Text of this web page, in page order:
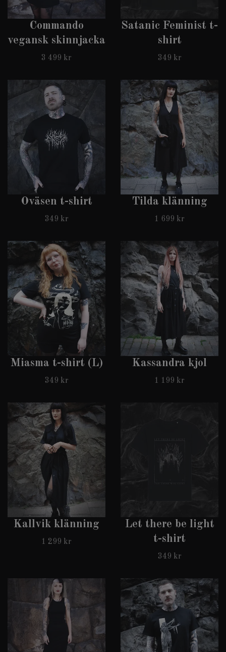
Commando
vegansk skinnjacka
3 499 kr
Satanic Feminist t-
shirt
349 kr
Oväsen t-shirt
349 kr
Tilda klänning
1 699 kr
Miasma t-shirt (L)
349 kr
Kassandra kjol
1 199 kr
Kallvik klänning
1 299 kr
Let there be light
t-shirt
349 kr